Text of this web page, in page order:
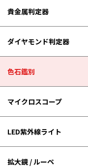
貴金属判定器
ダイヤモンド判定器
色石鑑別
マイクロスコープ
LED紫外線ライト
拡大鏡 / ルーペ